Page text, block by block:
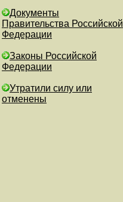
Документы
Правительства Российской
Федерации
Законы Российской
Федерации
Утратили силу или
отменены